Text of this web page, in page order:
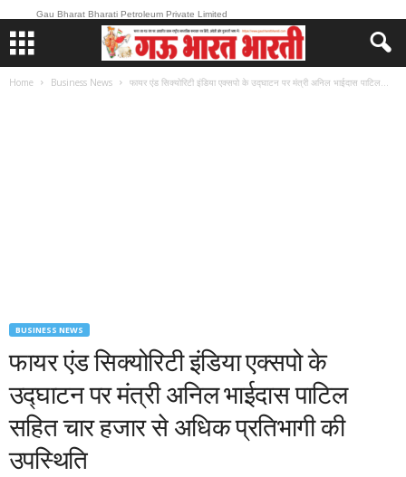
Gau Bharat Bharati Petroleum Private Limited
Home Business News फायर एंड सिक्योरिटी इंडिया एक्सपो के उद्घाटन पर मंत्री अनिल भाईदास पाटिल...
BUSINESS NEWS
फायर एंड सिक्योरिटी इंडिया एक्सपो के
उद्घाटन पर मंत्री अनिल भाईदास पाटिल
सहित चार हजार से अधिक प्रतिभागी की
उपस्थिति